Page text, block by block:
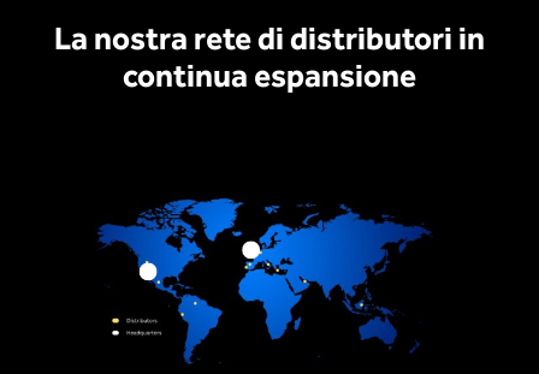
La nostra rete di distributori in
continua espansione